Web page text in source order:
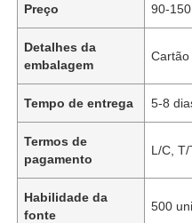
Preço 90-
Detalhes da
embalagem
Tempo de entrega 5-8
Termos de
pagamento
L/C, T/
Habilidade da
fonte
500